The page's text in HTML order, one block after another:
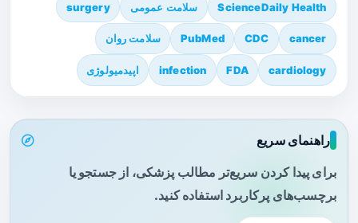
ScienceDaily Health سلامت عمومی surgery
cancer
CDC
PubMed سلامت روان
cardiology
FDA
infection اپیدمیولوژی
راهنمای سریع
برای پیدا کردن سریع‌تر مطالب پزشکی، از جستجو یا
برچسب‌های پرکاربرد استفاده کنید.